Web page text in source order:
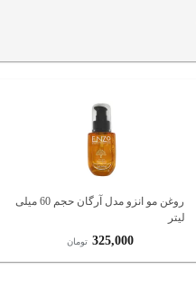
روغن مو انزو مدل آرگان حجم 60 میلی
لیتر
325,000 تومان